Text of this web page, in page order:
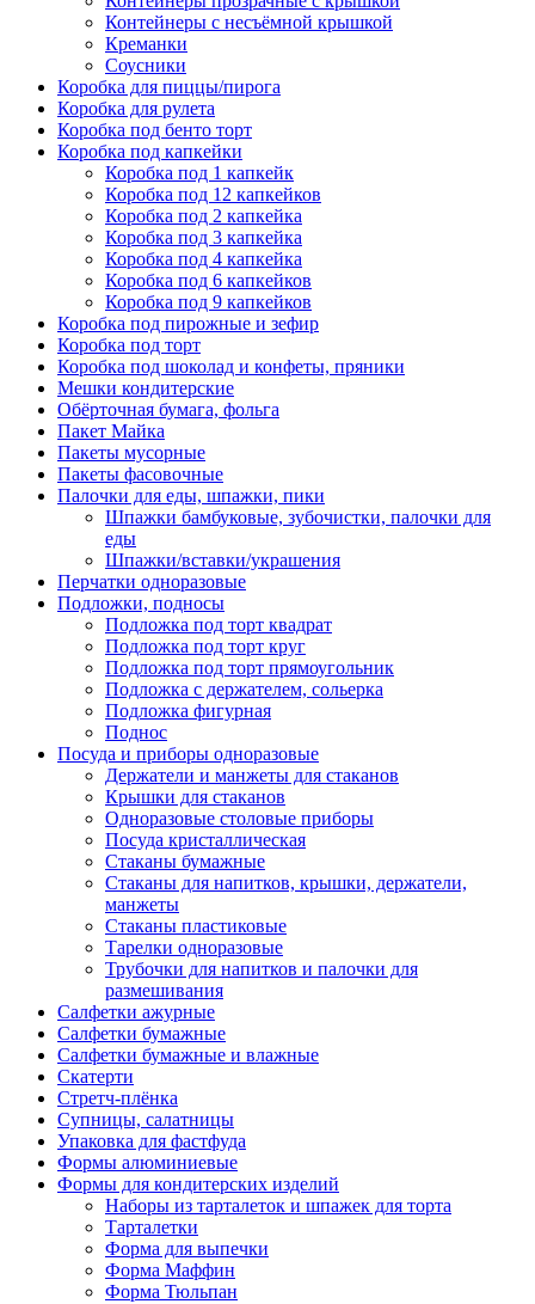
Контейнеры с несъёмной крышкой
Креманки
Соусники
Коробка для пиццы/пирога
Коробка для рулета
Коробка под бенто торт
Коробка под капкейки
Коробка под 1 капкейк
Коробка под 12 капкейков
Коробка под 2 капкейка
Коробка под 3 капкейка
Коробка под 4 капкейка
Коробка под 6 капкейков
Коробка под 9 капкейков
Коробка под пирожные и зефир
Коробка под торт
Коробка под шоколад и конфеты, пряники
Мешки кондитерские
Обёрточная бумага, фольга
Пакет Майка
Пакеты мусорные
Пакеты фасовочные
Палочки для еды, шпажки, пики
Шпажки бамбуковые, зубочистки, палочки для
еды
Шпажки/вставки/украшения
Перчатки одноразовые
Подложки, подносы
Подложка под торт квадрат
Подложка под торт круг
Подложка под торт прямоугольник
Подложка с держателем, сольерка
Подложка фигурная
Поднос
Посуда и приборы одноразовые
Держатели и манжеты для стаканов
Крышки для стаканов
Одноразовые столовые приборы
Посуда кристаллическая
Стаканы бумажные
Стаканы для напитков, крышки, держатели,
манжеты
Стаканы пластиковые
Тарелки одноразовые
Трубочки для напитков и палочки для
размешивания
Салфетки ажурные
Салфетки бумажные
Салфетки бумажные и влажные
Скатерти
Стретч-плёнка
Супницы, салатницы
Упаковка для фастфуда
Формы алюминиевые
Формы для кондитерских изделий
Наборы из тарталеток и шпажек для торта
Тарталетки
Форма для выпечки
Форма Маффин
Форма Тюльпан